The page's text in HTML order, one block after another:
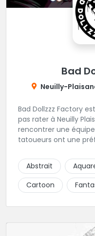
Bad
Neuilly-
Bad Dollzzz Factory
pas rater à Neuilly
rencontrer une équipe sympathique et souriante. Les
tatoueurs ont une
culture et traits fins.
Abstrait
Cartoon